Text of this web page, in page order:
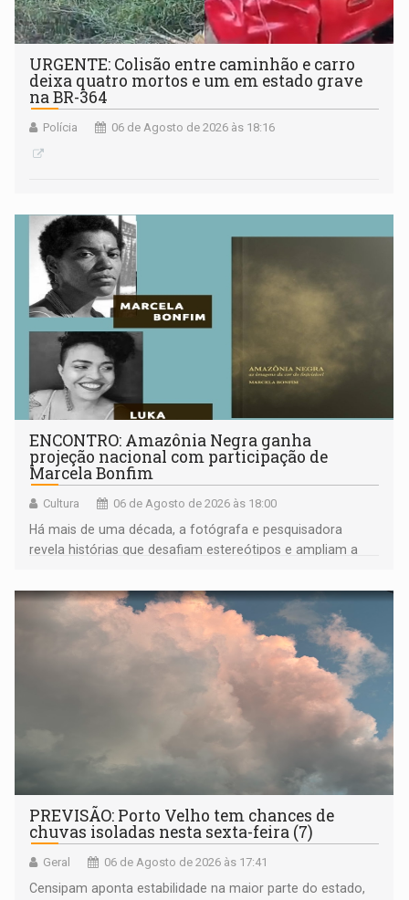
URGENTE: Colisão entre caminhão e carro
deixa quatro mortos e um em estado grave
na BR-364
Polícia 06 de Agosto de 2026 às 18:16
ENCONTRO: Amazônia Negra ganha
projeção nacional com participação de
Marcela Bonfim
Cultura 06 de Agosto de 2026 às 18:00
Há mais de uma década, a fotógrafa e pesquisadora
revela histórias que desafiam estereótipos e ampliam a
negras
PREVISÃO: Porto Velho tem chances de
chuvas isoladas nesta sexta-feira (7)
Geral 06 de Agosto de 2026 às 17:41
Censipam aponta estabilidade na maior parte do estado,